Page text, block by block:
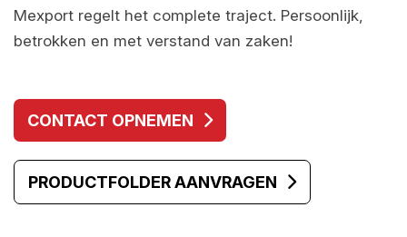
Mexport regelt het complete traject. Persoonlijk,
betrokken en met verstand van zaken!
CONTACT OPNEMEN
PRODUCTFOLDER AANVRAGEN